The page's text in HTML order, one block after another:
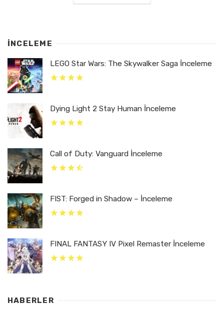
İNCELEME
LEGO Star Wars: The Skywalker Saga İnceleme
Dying Light 2 Stay Human İnceleme
Call of Duty: Vanguard İnceleme
FIST: Forged in Shadow – İnceleme
FINAL FANTASY IV Pixel Remaster İnceleme
HABERLER